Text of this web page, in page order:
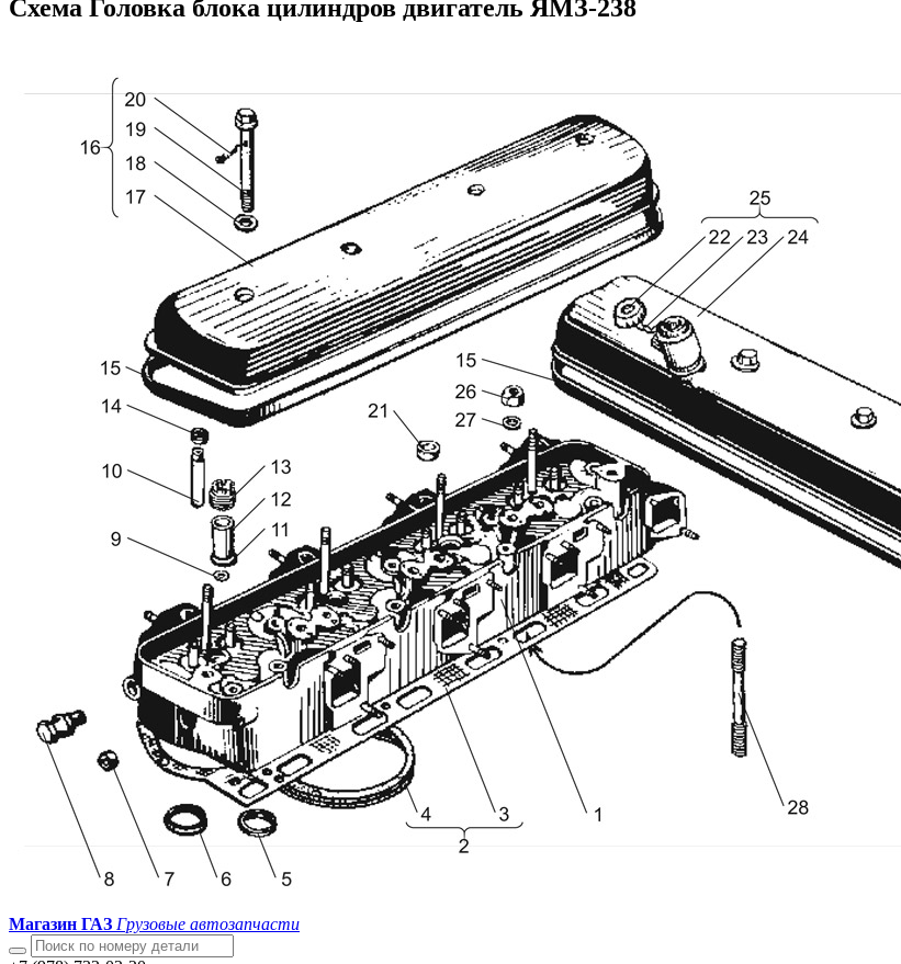
Схема Головка блока цилиндров двигатель ЯМЗ-238
Магазин ГАЗ Грузовые автозапчасти